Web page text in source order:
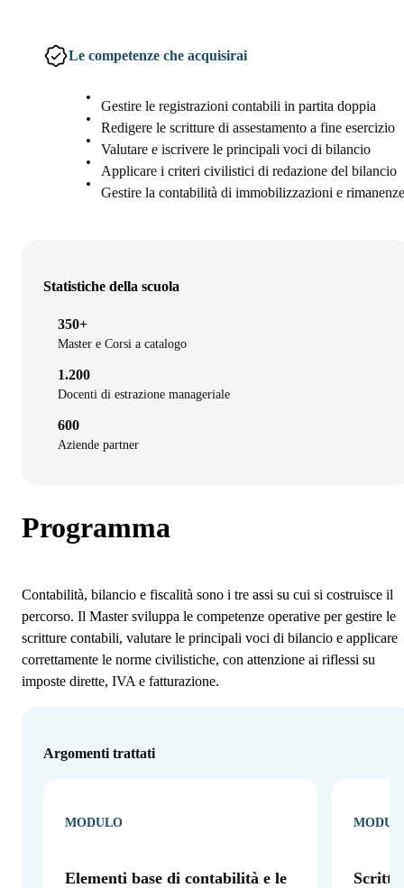
Le competenze che acquisirai
Gestire le registrazioni contabili in partita doppia
Redigere le scritture di assestamento a fine esercizio
Valutare e iscrivere le principali voci di bilancio
Applicare i criteri civilistici di redazione del bilancio
Gestire la contabilità di immobilizzazioni e rimanenze
Statistiche della scuola
350+
Master e Corsi a catalogo
1.200
Docenti di estrazione manageriale
600
Aziende partner
Programma
Contabilità, bilancio e fiscalità sono i tre assi su cui si costruisce il
percorso. Il Master sviluppa le competenze operative per gestire le
scritture contabili, valutare le principali voci di bilancio e applicare
correttamente le norme civilistiche, con attenzione ai riflessi su
imposte dirette, IVA e fatturazione.
Argomenti trattati
MODULO
Elementi base di contabilità e le